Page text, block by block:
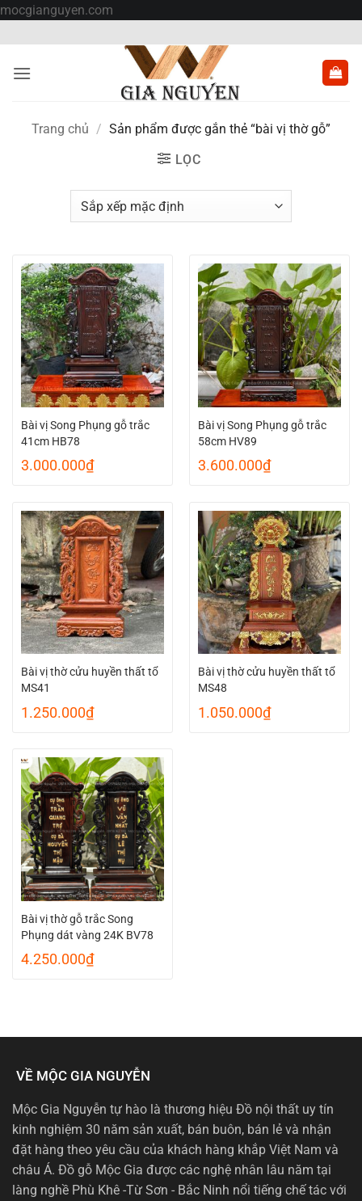
mocgianguyen.com
nội
dung
Trang chủ / Sản phẩm được gắn thẻ “bài vị thờ gỗ”
LỌC
Bài vị Song Phụng gỗ trắc
41cm HB78
3.000.000₫
Bài vị Song Phụng gỗ trắc
58cm HV89
3.600.000₫
Bài vị thờ cửu huyền thất tổ
MS41
1.250.000₫
Bài vị thờ cửu huyền thất tổ
MS48
1.050.000₫
Bài vị thờ gỗ trắc Song
Phụng dát vàng 24K BV78
4.250.000₫
VỀ MỘC GIA NGUYỄN
Mộc Gia Nguyễn tự hào là thương hiệu Đồ nội thất uy tín
kinh nghiệm 30 năm sản xuất, bán buôn, bán lẻ và nhận
đặt hàng theo yêu cầu của khách hàng khắp Việt Nam và
châu Á. Đồ gỗ Mộc Gia được các nghệ nhân lâu năm tại
làng nghề Phù Khê -Từ Sơn - Bắc Ninh nổi tiếng chế tác với